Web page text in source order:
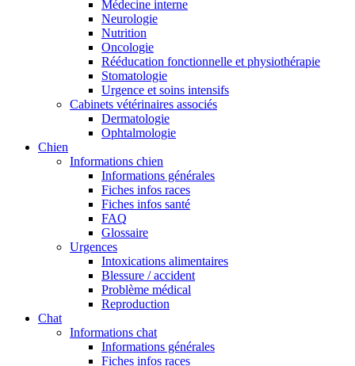
Médecine interne
Neurologie
Nutrition
Oncologie
Rééducation fonctionnelle et physiothérapie
Stomatologie
Urgence et soins intensifs
Cabinets vétérinaires associés
Dermatologie
Ophtalmologie
Chien
Informations chien
Informations générales
Fiches infos races
Fiches infos santé
FAQ
Glossaire
Urgences
Intoxications alimentaires
Blessure / accident
Problème médical
Reproduction
Chat
Informations chat
Informations générales
Fiches infos races